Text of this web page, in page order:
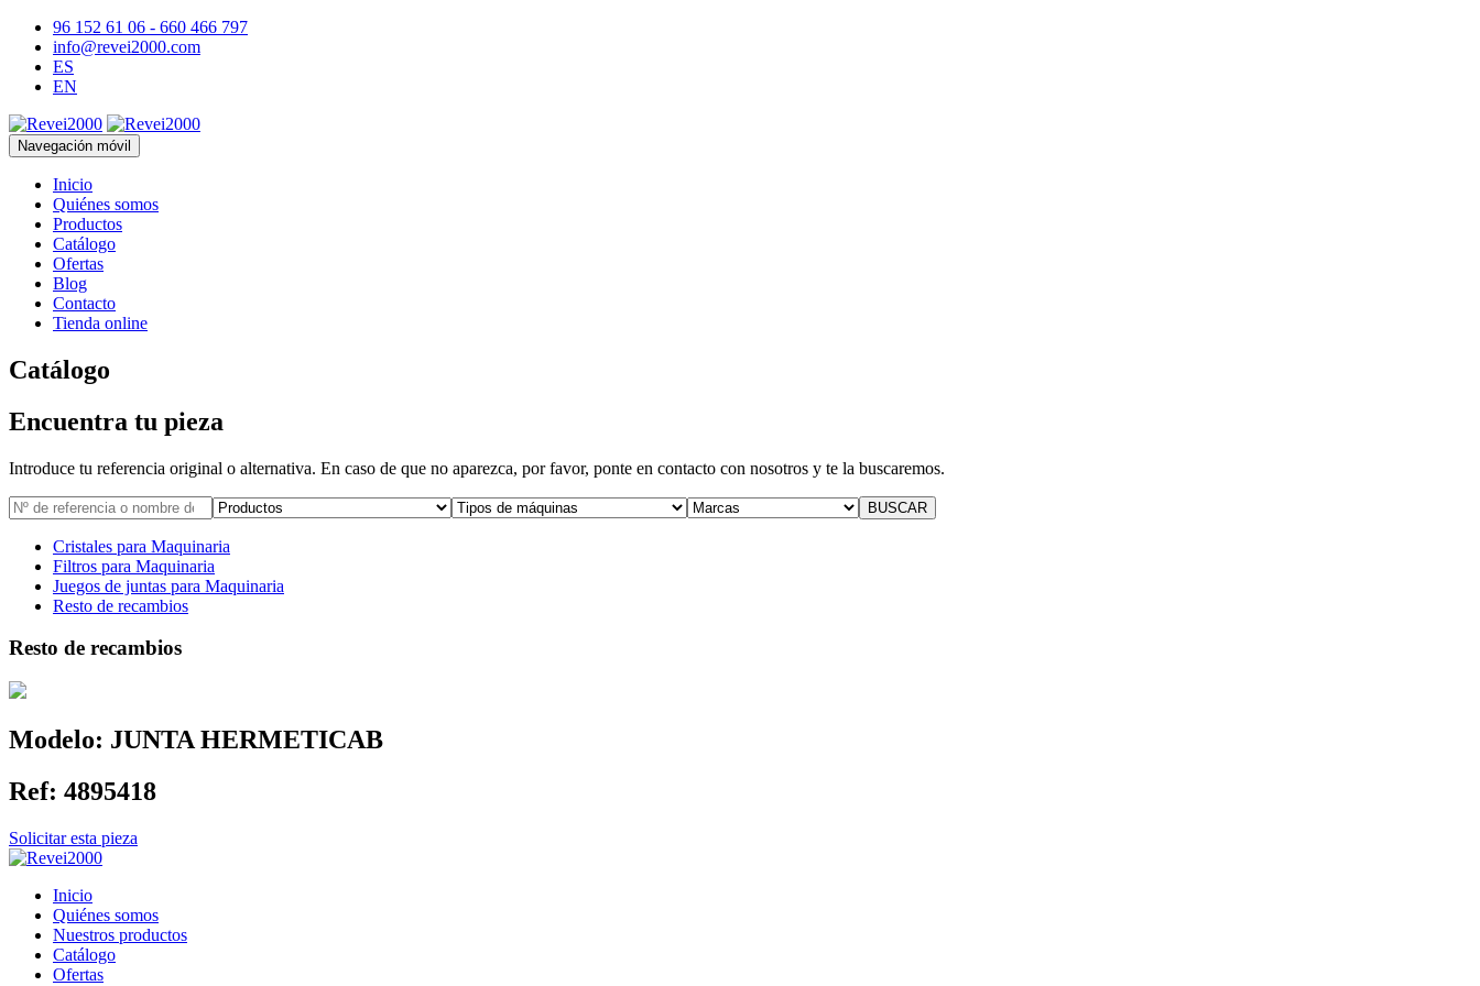
96 152 61 06 - 660 466 797
info@revei2000.com
ES
EN
Navegación móvil
Inicio
Quiénes somos
Productos
Catálogo
Ofertas
Blog
Contacto
Tienda online
Catálogo
Encuentra tu pieza
Introduce tu referencia original o alternativa. En caso de que no aparezca, por favor, ponte en contacto con nosotros y te la buscaremos.
Cristales para Maquinaria
Filtros para Maquinaria
Juegos de juntas para Maquinaria
Resto de recambios
Resto de recambios
Modelo: JUNTA HERMETICAB
Ref: 4895418
Solicitar esta pieza
Inicio
Quiénes somos
Nuestros productos
Catálogo
Ofertas